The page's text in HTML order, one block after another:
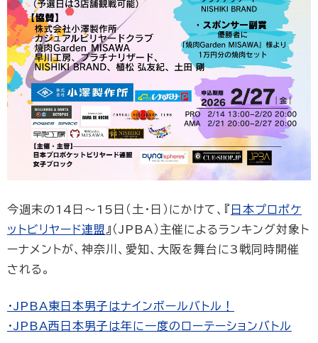
今週末の14日〜15日（土・日）にかけて、『 日本プロポケ
ットビリヤード連盟』（JPBA）主催によるランキング対象ト
ーナメントが、神奈川、愛知、大阪を舞台に3戦同時開催
される。
・JPBA東日本男子はナインボールバトル！
・JPBA西日本男子は年に一度のローテーションバトル